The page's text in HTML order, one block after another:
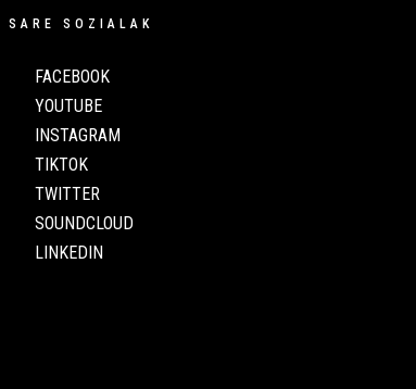
SARE SOZIALAK
FACEBOOK
YOUTUBE
INSTAGRAM
TIKTOK
TWITTER
SOUNDCLOUD
LINKEDIN